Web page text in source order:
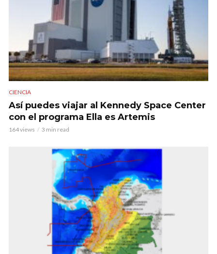
CIENCIA
Así puedes viajar al Kennedy Space Center
con el programa Ella es Artemis
164 views 3 min read